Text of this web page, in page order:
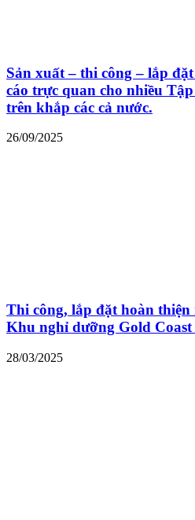
Sản xuất – thi công – lắp
cáo trực quan cho nhiều
trên khắp các cả nước.
26/09/2025
Thi công, lắp đặt hoàn
Khu nghỉ dưỡng Gold
28/03/2025